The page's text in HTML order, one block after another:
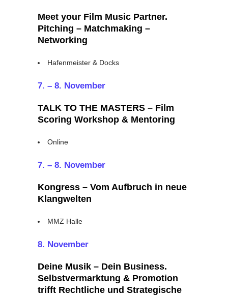
Meet your Film Music Partner.
Pitching – Matchmaking –
Networking
Hafenmeister & Docks
7. – 8. November
TALK TO THE MASTERS – Film
Scoring Workshop & Mentoring
Online
7. – 8. November
Kongress – Vom Aufbruch in neue
Klangwelten
MMZ Halle
8. November
Deine Musik – Dein Business.
Selbstvermarktung & Promotion
trifft Rechtliche und Strategische